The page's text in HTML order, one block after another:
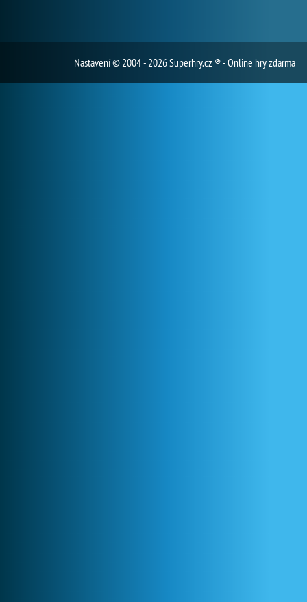
Nastavení© 2004 - 2026 Superhry.cz ® - Online hry zdarma